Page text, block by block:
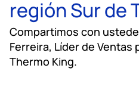
región Sur de
Compartimos con
Ferreira, Líder de Ventas
Thermo King.